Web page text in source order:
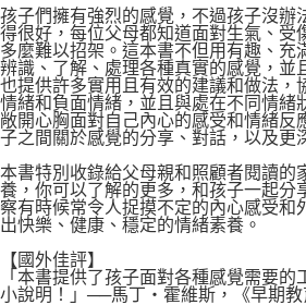
孩子們擁有強烈的感覺，不過孩子沒辦
得很好，每位父母都知道面對生氣、受
多麼難以招架。這本書不但用有趣、充
辨識、了解、處理各種真實的感覺，並
也提供許多實用且有效的建議和做法，
情緒和負面情緒，並且與處在不同情緒
敞開心胸面對自己內心的感受和情緒反
子之間關於感覺的分享、對話，以及更
本書特別收錄給父母親和照顧者閱讀
養，你可以了解的更多，和孩子一起分
察有時候常令人捉摸不定的內心感受和
出快樂、健康、穩定的情緒素養。
【國外佳評】
「本書提供了孩子面對各種感覺需要
小說明！」──馬丁‧霍維斯，《早期教